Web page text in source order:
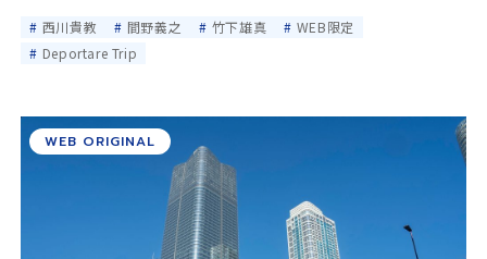
西川貴教 間野義之 竹下雄真
WEB限定
Deportare Trip
WEB ORIGINAL